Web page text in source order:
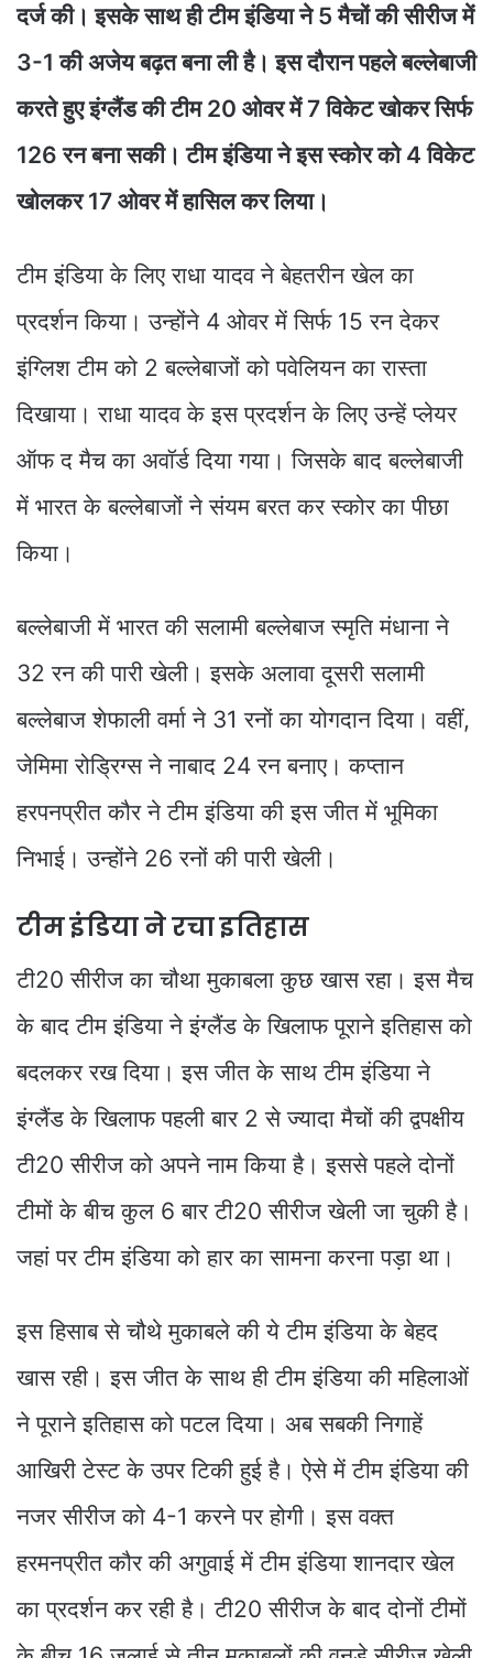
दर्ज की। इसके साथ ही टीम इंडिया ने 5 मैचों की सीरीज में
3-1 की अजेय बढ़त बना ली है। इस दौरान पहले बल्लेबाजी
करते हुए इंग्लैंड की टीम 20 ओवर में 7 विकेट खोकर सिर्फ
126 रन बना सकी। टीम इंडिया ने इस स्कोर को 4 विकेट
खोलकर 17 ओवर में हासिल कर लिया।
टीम इंडिया के लिए राधा यादव ने बेहतरीन खेल का
प्रदर्शन किया। उन्होंने 4 ओवर में सिर्फ 15 रन देकर
इंग्लिश टीम को 2 बल्लेबाजों को पवेलियन का रास्ता
दिखाया। राधा यादव के इस प्रदर्शन के लिए उन्हें प्लेयर
ऑफ द मैच का अवॉर्ड दिया गया। जिसके बाद बल्लेबाजी
में भारत के बल्लेबाजों ने संयम बरत कर स्कोर का पीछा
किया।
बल्लेबाजी में भारत की सलामी बल्लेबाज स्मृति मंधाना ने
32 रन की पारी खेली। इसके अलावा दूसरी सलामी
बल्लेबाज शेफाली वर्मा ने 31 रनों का योगदान दिया। वहीं,
जेमिमा रोड्रिग्स ने नाबाद 24 रन बनाए। कप्तान
हरपनप्रीत कौर ने टीम इंडिया की इस जीत में भूमिका
निभाई। उन्होंने 26 रनों की पारी खेली।
टीम इंडिया ने रचा इतिहास
टी20 सीरीज का चौथा मुकाबला कुछ खास रहा। इस मैच
के बाद टीम इंडिया ने इंग्लैंड के खिलाफ पूराने इतिहास को
बदलकर रख दिया। इस जीत के साथ टीम इंडिया ने
इंग्लैंड के खिलाफ पहली बार 2 से ज्यादा मैचों की द्वपक्षीय
टी20 सीरीज को अपने नाम किया है। इससे पहले दोनों
टीमों के बीच कुल 6 बार टी20 सीरीज खेली जा चुकी है।
जहां पर टीम इंडिया को हार का सामना करना पड़ा था।
इस हिसाब से चौथे मुकाबले की ये टीम इंडिया के बेहद
खास रही। इस जीत के साथ ही टीम इंडिया की महिलाओं
ने पूराने इतिहास को पटल दिया। अब सबकी निगाहें
आखिरी टेस्ट के उपर टिकी हुई है। ऐसे में टीम इंडिया की
नजर सीरीज को 4-1 करने पर होगी। इस वक्त
हरमनप्रीत कौर की अगुवाई में टीम इंडिया शानदार खेल
का प्रदर्शन कर रही है। टी20 सीरीज के बाद दोनों टीमों